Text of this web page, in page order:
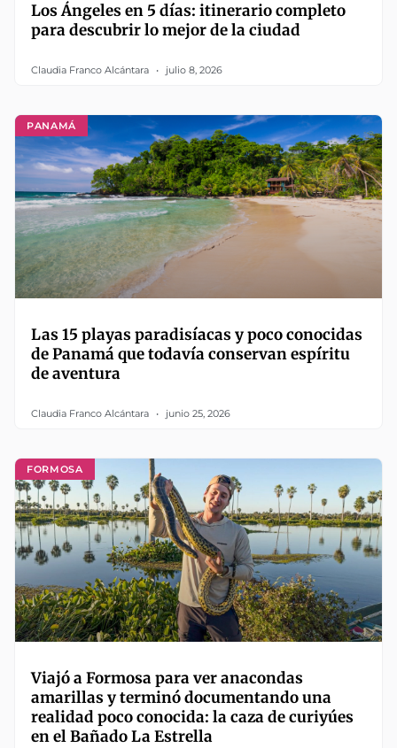
Los Ángeles en 5 días: itinerario completo
para descubrir lo mejor de la ciudad
Claudia Franco Alcántara julio 8, 2026
PANAMÁ
Las 15 playas paradisíacas y poco conocidas
de Panamá que todavía conservan espíritu
de aventura
Claudia Franco Alcántara junio 25, 2026
FORMOSA
Viajó a Formosa para ver anacondas
amarillas y terminó documentando una
realidad poco conocida: la caza de curiyúes
en el Bañado La Estrella